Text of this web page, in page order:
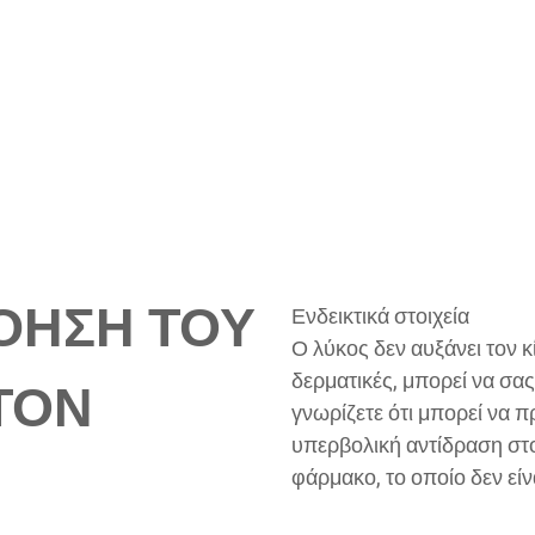
ΤΟΥ
Ενδεικτικά στοιχεία
Ο λύκος δεν αυξάνει τον
δερματικές, μπορεί να
γνωρίζετε ότι μπορεί να
υπερβολική αντίδραση
φάρμακο, το οποίο δεν